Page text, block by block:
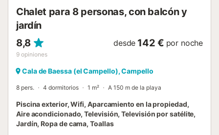
Chalet para 8 personas, con balcón y
jardín
8,8
9 opiniones
desde 142 € por noche
Cala de Baessa (el Campello), Campello
8 pers. 4 dormitorios 1 m² A 150 m de la playa
Piscina exterior, Wifi, Aparcamiento en la propiedad,
Aire acondicionado, Televisión, Televisión por satélite,
Jardín, Ropa de cama, Toallas